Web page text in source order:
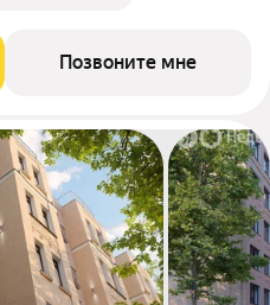
Позвоните мне